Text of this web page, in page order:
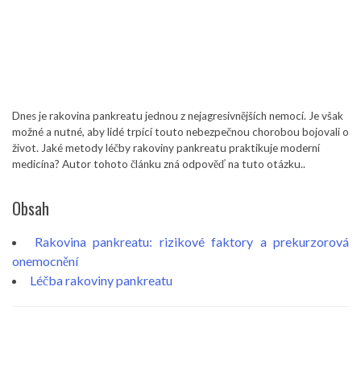
Dnes je rakovina pankreatu jednou z nejagresivnějších nemocí. Je však
možné a nutné, aby lidé trpící touto nebezpečnou chorobou bojovali o
život. Jaké metody léčby rakoviny pankreatu praktikuje moderní
medicína? Autor tohoto článku zná odpověď na tuto otázku..
Obsah
Rakovina pankreatu: rizikové faktory a prekurzorová
onemocnění
Léčba rakoviny pankreatu